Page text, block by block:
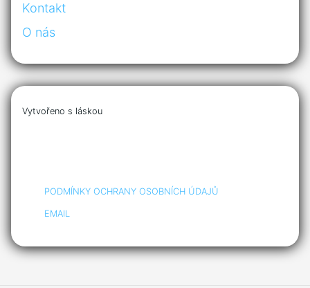
Kontakt
O nás
Vytvořeno s láskou
PODMÍNKY OCHRANY OSOBNÍCH ÚDAJŮ
EMAIL